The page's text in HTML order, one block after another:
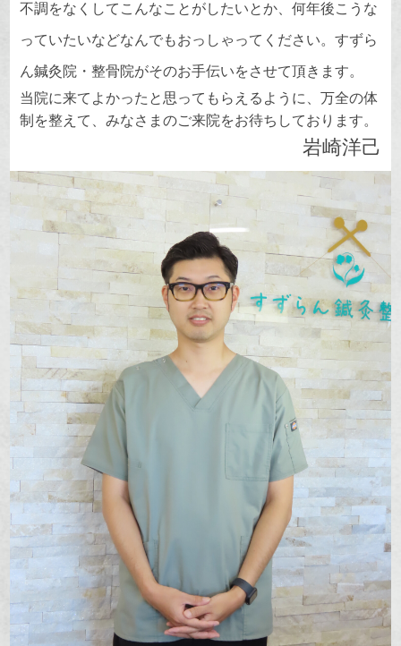
不調をなくしてこんなことがしたいとか、何年後こうな
っていたいなどなんでもおっしゃってください。すずら
ん鍼灸院・整骨院がそのお手伝いをさせて頂きます。
当院に来てよかったと思ってもらえるように、万全の体
制を整えて、みなさまのご来院をお待ちしております。
岩崎洋己